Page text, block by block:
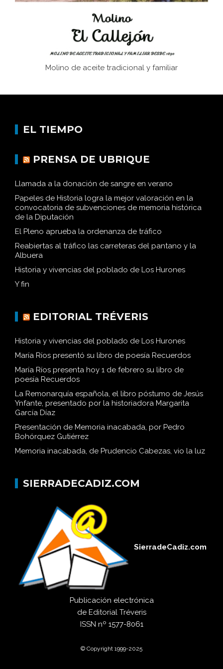
Molino de aceite tradicional y familiar
EL TIEMPO
PRENSA DE UBRIQUE
Llamada a la donación de sangre en verano
Papeles de Historia logra la mejor valoración en la
convocatoria de subvenciones de memoria histórica
de la Diputación
El Pleno aprueba la ordenanza de tráfico
Reabiertas al tráfico las carreteras del pantano y la
Albuera
Historia y vivencias del poblado de Los Hurones
Y fin
EDITORIAL TRÉVERIS
Historia y vivencias del poblado de Los Hurones
María Ríos presentó su libro de poesía Recuerdos
María Ríos presenta hoy 1 de febrero su libro de
poesía Recuerdos
La Remonarquía española, el libro póstumo de Jesús
Ynfante, presentado por la historiadora Margarita
García Díaz
Presentación de Memoria inacabada, por Pedro
Bohórquez Gutiérrez
Memoria inacabada, de Prudencio Cabezas, vio la luz
SIERRADECADIZ.COM
SierradeCadiz.com
Publicación electrónica
de Editorial Tréveris
ISSN nº 1577-8061
© Copyright 1999-2025